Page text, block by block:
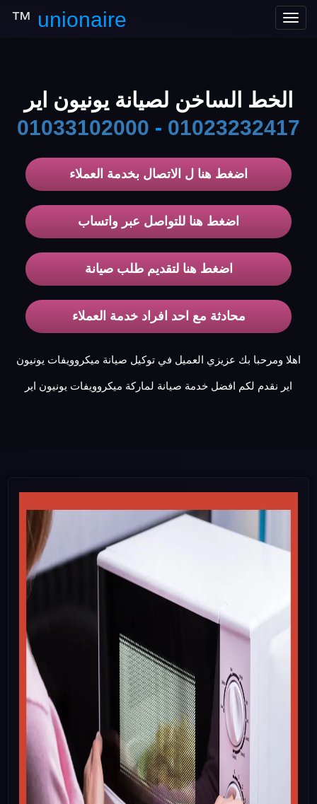
Toggle
unionaire
™
الخط الساخن لصيانة يونيون اير
01023232417
-
01033102000
اضغط هنا ل الاتصال بخدمة العملاء
اضغط هنا للتواصل عبر واتساب
اضغط هنا لتقديم طلب صيانة
محادثة مع احد افراد خدمة العملاء
اهلا ومرحبا بك عزيزي العميل في توكيل صيانة ميكروويفات يونيون
اير نقدم لكم افضل خدمة صيانة لماركة ميكروويفات يونيون اير